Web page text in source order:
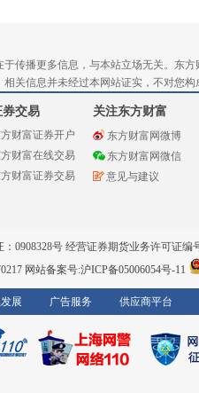
传播更多信息，与本站立场无关。东
关信息并未经过本网站证实，不对您
券交易
财富证券开户
财富在线交易
财富证券交易
关注东方财富
东方财富网微博
东方财富网微信
意见与建议
0908328号 经营证券期货业务许可证编
网站备案号:沪ICP备05006054号-11
展 广告服务 供应商平台